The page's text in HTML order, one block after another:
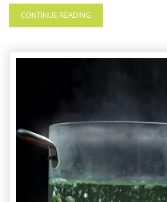
CONTINUE READING